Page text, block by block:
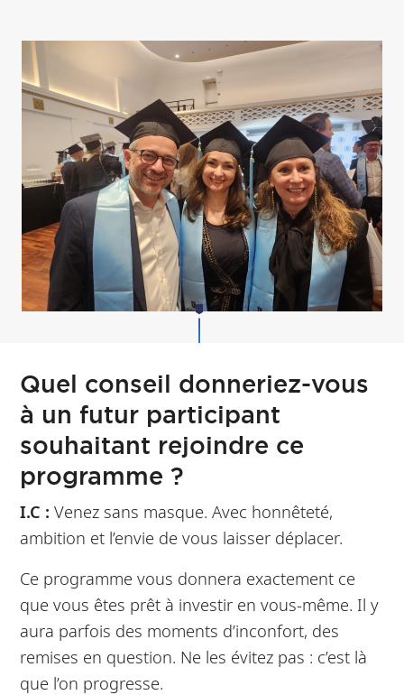
Quel conseil donneriez-vous
à un futur participant
souhaitant rejoindre ce
programme ?
I.C :Venez sans masque. Avec honnêteté,
ambition et l’envie de vous laisser déplacer.
Ce programme vous donnera exactement ce
que vous êtes prêt à investir en vous-même. Il y
aura parfois des moments d’inconfort, des
remises en question. Ne les évitez pas : c’est là
que l’on progresse.